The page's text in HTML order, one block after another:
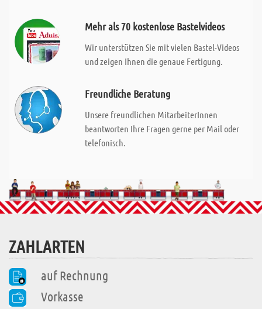
Mehr als 70 kostenlose Bastelvideos
Wir unterstützen Sie mit vielen Bastel-Videos
und zeigen Ihnen die genaue Fertigung.
Freundliche Beratung
Unsere freundlichen MitarbeiterInnen
beantworten Ihre Fragen gerne per Mail oder
telefonisch.
ZAHLARTEN
auf Rechnung
Vorkasse